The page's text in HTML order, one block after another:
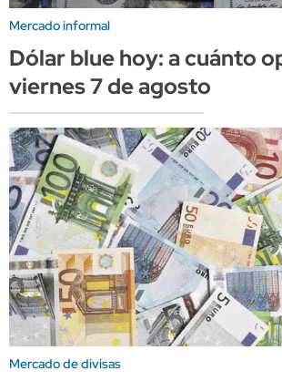
Mercado informal
Dólar blue hoy: a cuánto
viernes 7 de agosto
Mercado de divisas